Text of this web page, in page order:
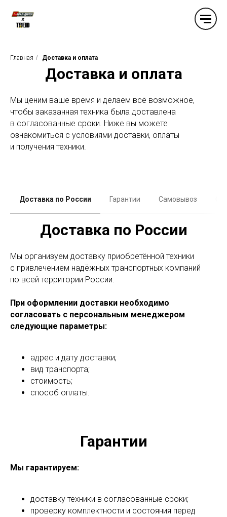
Главная / Доставка и оплата
Доставка и оплата
Мы ценим ваше время и делаем всё возможное,
чтобы заказанная техника была доставлена
в согласованные сроки. Ниже вы можете
ознакомиться с условиями доставки, оплаты
и получения техники.
Доставка по России Гарантии Самовывоз
Доставка по России
Мы организуем доставку приобретённой техники
с привлечением надёжных транспортных компаний
по всей территории России.
При оформлении доставки необходимо
согласовать с персональным менеджером
следующие параметры:
адрес и дату доставки;
вид транспорта;
стоимость;
способ оплаты.
Гарантии
Мы гарантируем:
доставку техники в согласованные сроки;
проверку комплектности и состояния перед